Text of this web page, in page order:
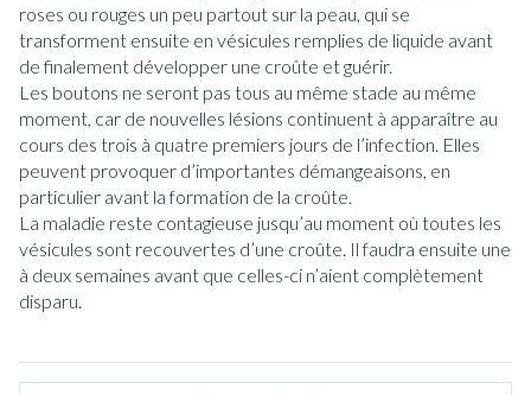
roses ou rouges un peu partout sur la peau, qui se
transforment ensuite en vésicules remplies de liquide avant
de finalement développer une croûte et guérir.
Les boutons ne seront pas tous au même stade au même
moment, car de nouvelles lésions continuent à apparaître au
cours des trois à quatre premiers jours de l’infection. Elles
peuvent provoquer d’importantes démangeaisons, en
particulier avant la formation de la croûte.
La maladie reste contagieuse jusqu’au moment où toutes les
vésicules sont recouvertes d’une croûte. Il faudra ensuite une
à deux semaines avant que celles-ci n’aient complètement
disparu.